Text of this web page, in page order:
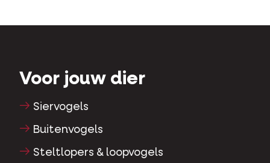
Voor jouw dier
Siervogels
Buitenvogels
Steltlopers & loopvogels